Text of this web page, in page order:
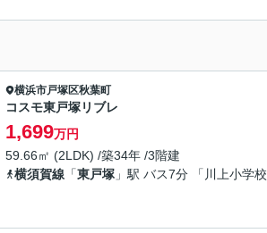
横浜市戸塚区秋葉町
コスモ東戸塚リブレ
1,699万円
59.66㎡ (2LDK) /築34年 /3階建
横須賀線 「東戸塚 」駅 バス7分 「川上小学